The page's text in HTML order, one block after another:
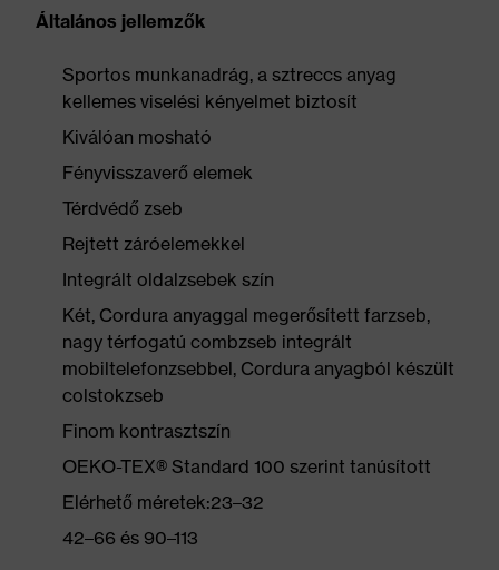
Általános jellemzők
Sportos munkanadrág, a sztreccs anyag
kellemes viselési kényelmet biztosít
Kiválóan mosható
Fényvisszaverő elemek
Térdvédő zseb
Rejtett záróelemekkel
Integrált oldalzsebek szín
Két, Cordura anyaggal megerősített farzseb,
nagy térfogatú combzseb integrált
mobiltelefonzsebbel, Cordura anyagból készült
colstokzseb
Finom kontrasztszín
OEKO-TEX® Standard 100 szerint tanúsított
Elérhető méretek:23–32
42–66 és 90–113